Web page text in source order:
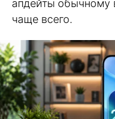
апдейты обычному
чаще всего.